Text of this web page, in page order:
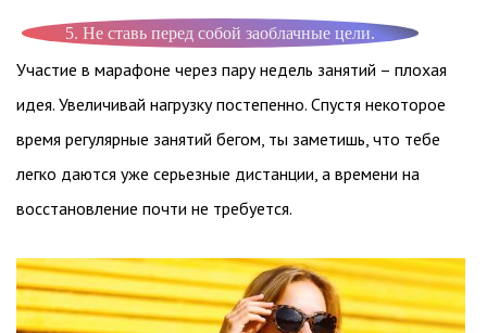
5. Не ставь перед собой заоблачные цели.
Участие в марафоне через пару недель занятий – плохая
идея. Увеличивай нагрузку постепенно. Спустя некоторое
время регулярные занятий бегом, ты заметишь, что тебе
легко даются уже серьезные дистанции, а времени на
восстановление почти не требуется.